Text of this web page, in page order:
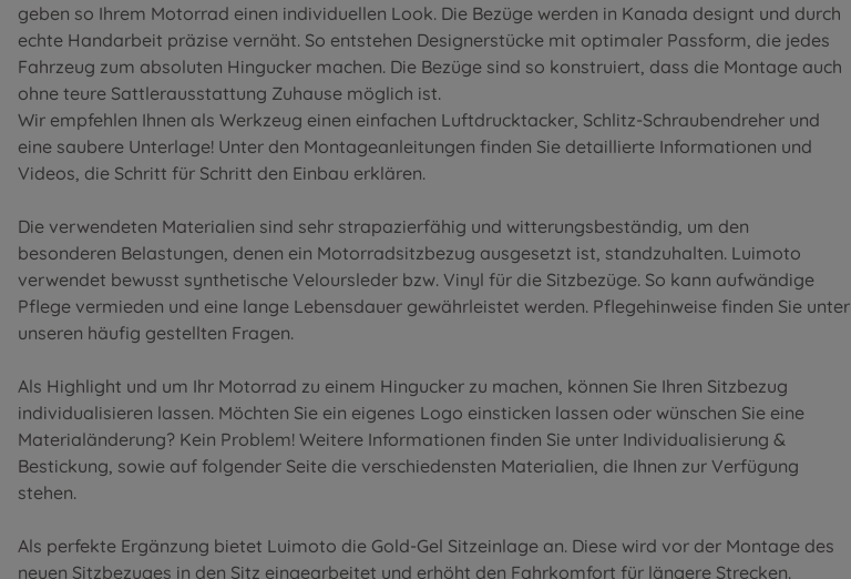
geben so Ihrem Motorrad einen individuellen Look. Die Bezüge werden in Kanada designt und durch
echte Handarbeit präzise vernäht. So entstehen Designerstücke mit optimaler Passform, die jedes
Fahrzeug zum absoluten Hingucker machen. Die Bezüge sind so konstruiert, dass die Montage auch
ohne teure Sattlerausstattung Zuhause möglich ist.
Wir empfehlen Ihnen als Werkzeug einen einfachen Luftdrucktacker, Schlitz-Schraubendreher und
eine saubere Unterlage! Unter den Montageanleitungen finden Sie detaillierte Informationen und
Videos, die Schritt für Schritt den Einbau erklären.
Die verwendeten Materialien sind sehr strapazierfähig und witterungsbeständig, um den
besonderen Belastungen, denen ein Motorradsitzbezug ausgesetzt ist, standzuhalten. Luimoto
verwendet bewusst synthetische Veloursleder bzw. Vinyl für die Sitzbezüge. So kann aufwändige
Pflege vermieden und eine lange Lebensdauer gewährleistet werden. Pflegehinweise finden Sie unter
unseren häufig gestellten Fragen.
Als Highlight und um Ihr Motorrad zu einem Hingucker zu machen, können Sie Ihren Sitzbezug
individualisieren lassen. Möchten Sie ein eigenes Logo einsticken lassen oder wünschen Sie eine
Materialänderung? Kein Problem! Weitere Informationen finden Sie unter Individualisierung &
Bestickung , sowie auf folgender Seite die verschiedensten Materialien , die Ihnen zur Verfügung
stehen.
Als perfekte Ergänzung bietet Luimoto die Gold-Gel Sitzeinlage an. Diese wird vor der Montage des
neuen Sitzbezuges in den Sitz eingearbeitet und erhöht den Fahrkomfort für längere Strecken.